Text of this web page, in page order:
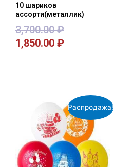
10 шариков
ассорти(металлик)
3,700.00₽
1,850.00 ₽
Распродажа!